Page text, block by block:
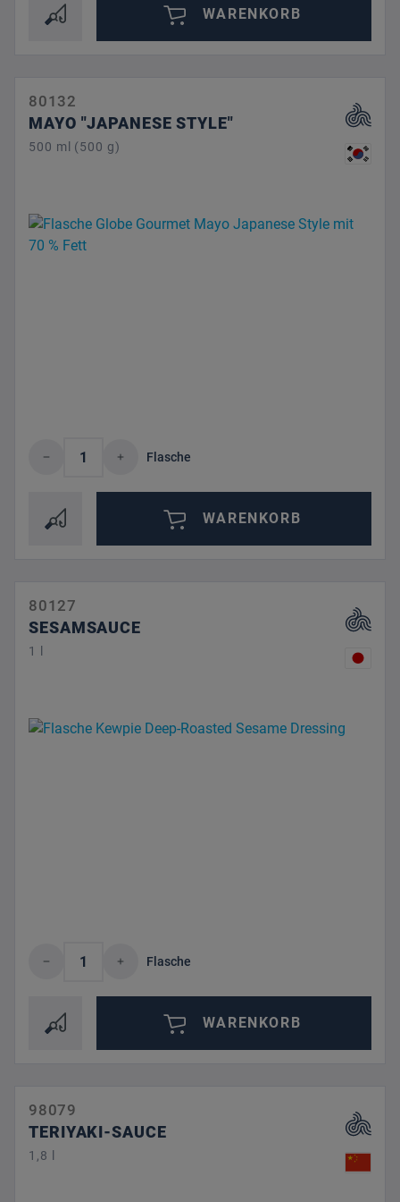
WARENKORB
80132
MAYO "JAPANESE STYLE"
500 ml (500 g)
Produkt Anzahl: Gib den gewünschten
Flasche
WARENKORB
80127
SESAMSAUCE
1 l
Produkt Anzahl: Gib den gewünschten
Flasche
WARENKORB
98079
TERIYAKI-SAUCE
1,8 l